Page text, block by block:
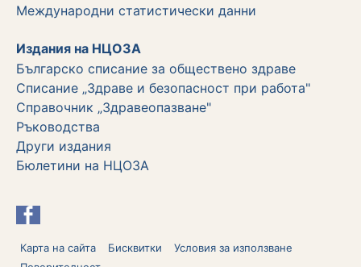
Международни статистически данни
Издания на НЦОЗА
Българско списание за обществено здраве
Списание „Здраве и безопасност при работа"
Справочник „Здравеопазване"
Ръководства
Други издания
Бюлетини на НЦОЗА
Карта на сайта Бисквитки
Условия за използване